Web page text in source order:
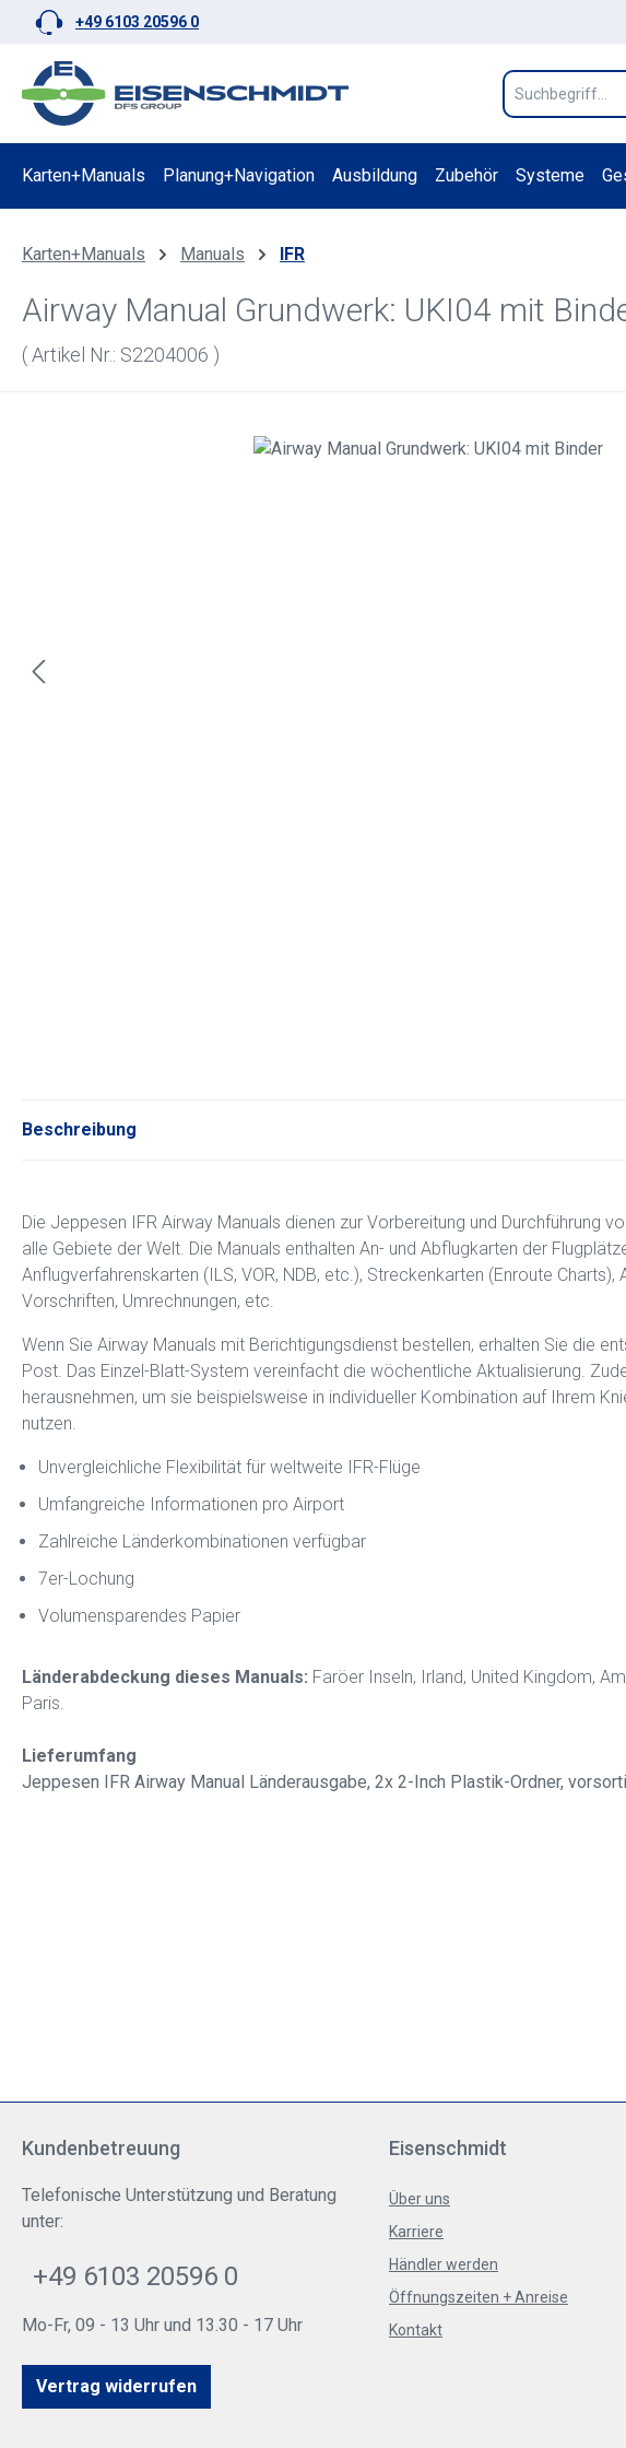
Hauptinhalt springen
Zur Suche springen
Zur Hauptnavigation springen
+49 6103 20596 0
Karten+Manuals Planung+Navigation Ausbildung Zubehör Systeme
Karten+Manuals Manuals IFR
Airway Manual Grundwerk: UKI04 mit
( Artikel Nr.: S2204006 )
Beschreibung
Die Jeppesen IFR Airway Manuals dienen zur Vorbereitung und Durchführung
alle Gebiete der Welt. Die Manuals enthalten An- und Abflugkarten der
Anflugverfahrenskarten (ILS, VOR, NDB, etc.), Streckenkarten (Enroute
Vorschriften, Umrechnungen, etc.
Wenn Sie Airway Manuals mit Berichtigungsdienst bestellen, erhalten Sie die
Post. Das Einzel-Blatt-System vereinfacht die wöchentliche Aktualisierung.
herausnehmen, um sie beispielsweise in individueller Kombination auf Ihrem
nutzen.
Unvergleichliche Flexibilität für weltweite IFR-Flüge
Umfangreiche Informationen pro Airport
Zahlreiche Länderkombinationen verfügbar
7er-Lochung
Volumensparendes Papier
Länderabdeckung dieses Manuals: Faröer Inseln, Irland, United Kingdom,
Paris.
Lieferumfang
Jeppesen IFR Airway Manual Länderausgabe, 2x 2-Inch Plastik-Ordner,
Kundenbetreuung
Telefonische Unterstützung und Beratung
unter:
+49 6103 20596 0
Mo-Fr, 09 - 13 Uhr und 13.30 - 17 Uhr
Vertrag widerrufen
Eisenschmidt
Über uns
Karriere
Händler werden
Öffnungszeiten + Anreise
Kontakt